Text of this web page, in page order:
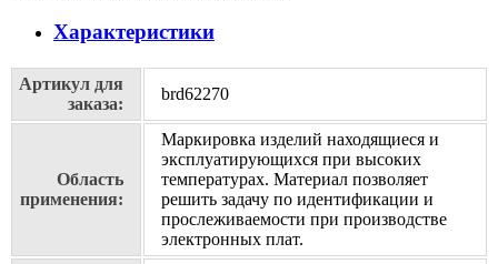
Характеристики
Артикул для
заказа:
brd62270
Область
применения:
Маркировка изделий находящиеся и
эксплуатирующихся при высоких
температурах. Материал позволяет
решить задачу по идентификации и
прослеживаемости при производстве
электронных плат.